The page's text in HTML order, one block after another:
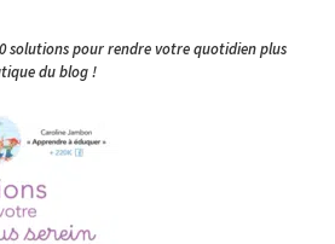
solutions pour rendre votre quotidien plus
du blog !